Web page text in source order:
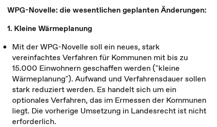
WPG-Novelle: die wesentlichen geplanten Änderungen:
1. Kleine Wärmeplanung
Mit der WPG-Novelle soll ein neues, stark
vereinfachtes Verfahren für Kommunen mit bis zu
15.000 Einwohnern geschaffen werden ("kleine
Wärmeplanung"). Aufwand und Verfahrensdauer sollen
stark reduziert werden. Es handelt sich um ein
optionales Verfahren, das im Ermessen der Kommunen
liegt. Die vorherige Umsetzung in Landesrecht ist nicht
erforderlich.